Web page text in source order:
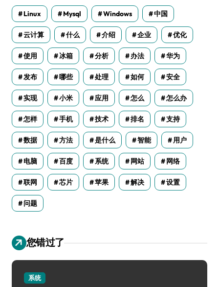
Linux Mysql Windows 中国
云计算 什么 介绍 企业 优化
使用 冰箱 分析 办法 华为
发布 哪些 处理 如何 安全
实现 小米 应用 怎么 怎么办
怎样 手机 技术 排名 支持
数据 方法 是什么 智能 用户
电脑 百度 系统 网站 网络
联网 芯片 苹果 解决 设置
问题
您错过了
系统